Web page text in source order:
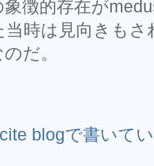
徴的存在が
当時は見向きも
だ。
blogで書いて